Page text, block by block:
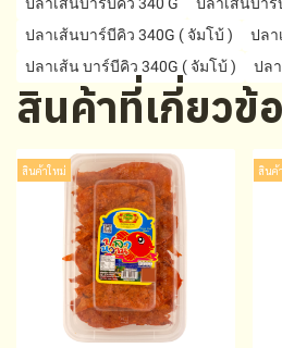
ปลาเส้นบาร์บีคิว 340G ( จัมโบ้ )
ปลา
ปลาเส้น บาร์บีคิว 340G ( จัมโบ้ )
ปล
สินค้าที่เกี่ยวข้
สินค้าใหม่ สินค้